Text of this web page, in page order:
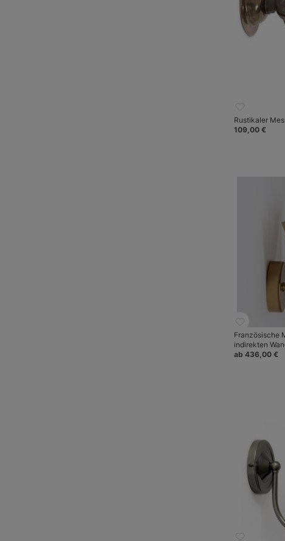
Rustikaler
109,00 €
Französische
indirekten
ab 436,00 €